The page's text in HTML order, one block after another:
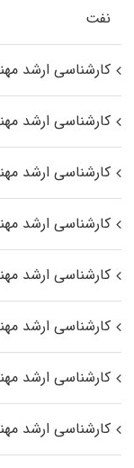
نفت
کارشناسی ارشد
کارشناسی ارشد
کارشناسی ارشد
کارشناسی ارشد
کارشناسی ارشد
کارشناسی ارشد
کارشناسی ارشد
کارشناسی ارشد